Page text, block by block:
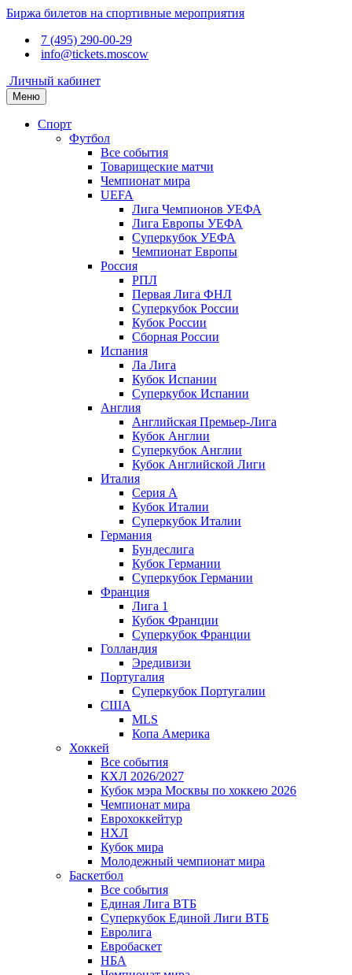
Биржа билетов на спортивные мероприятия
7 (495) 290-00-29
info@tickets.moscow
Личный кабинет
Меню
Спорт
Футбол
Все события
Товарищеские матчи
Чемпионат мира
UEFA
Лига Чемпионов УЕФА
Лига Европы УЕФА
Суперкубок УЕФА
Чемпионат Европы
Россия
РПЛ
Первая Лига ФНЛ
Суперкубок России
Кубок России
Сборная России
Испания
Ла Лига
Кубок Испании
Суперкубок Испании
Англия
Английская Премьер-Лига
Кубок Англии
Суперкубок Англии
Кубок Английской Лиги
Италия
Серия А
Кубок Италии
Суперкубок Италии
Германия
Бундеслига
Кубок Германии
Суперкубок Германии
Франция
Лига 1
Кубок Франции
Суперкубок Франции
Голландия
Эредивизи
Португалия
Суперкубок Португалии
США
MLS
Копа Америка
Хоккей
Все события
КХЛ 2026/2027
Кубок мэра Москвы по хоккею 2026
Чемпионат мира
Еврохоккейтур
НХЛ
Кубок мира
Молодежный чемпионат мира
Баскетбол
Все события
Единая Лига ВТБ
Суперкубок Единой Лиги ВТБ
Евролига
Евробаскет
НБА